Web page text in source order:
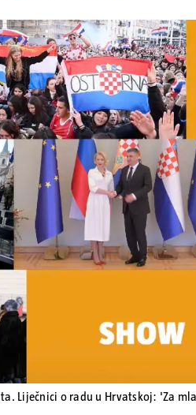
Pokretanje videa...
Liječnici o radu u Hrvatskoj: 'Za